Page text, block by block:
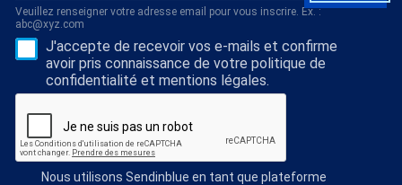
Veuillez renseigner votre adresse email pour vous inscrire. Ex. :
abc@xyz.com
J'accepte de recevoir vos e-mails et confirme
avoir pris connaissance de votre politique de
confidentialité et mentions légales.
Nous utilisons Sendinblue en tant que plateforme